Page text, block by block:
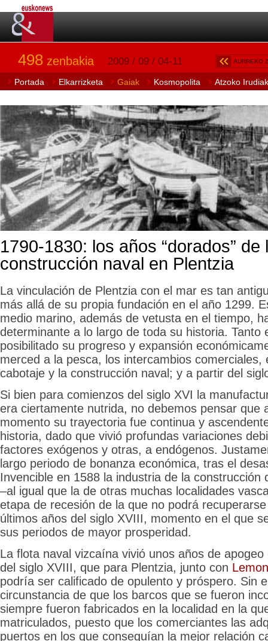
498 zenbakia 2009 / 09 / 04-11 AURREKO
Portada Elkarrizketa Gaiak Kosmopolita Atzoko Irudiak
1790-1830: los años “dorados” de
construcción naval en Plentzia
La vinculación de Plentzia con el mar es tan
más allá de su propia fundación en el año 1299.
medio marino, además de vetusta en el tiempo,
determinante a lo largo de toda su historia. Tanto
posibilitado su progreso y expansión
merced a la pesca, los intercambios comerciales,
cabotaje y la construcción naval; y a partir del
Si bien para comienzos del siglo XVI la
era ciertamente nutrida, no debemos pensar que
momento su trayectoria fue continua y
historia, dado que vivió profundas variaciones
factores exógenos y otras, a endógenos.
largo periodo de bonanza económica, tras el
Invencible en 1588 la industria de la construcción
–al igual que la de otras muchas localidades
etapa de recesión de la que no podrá
últimos años del siglo XVIII, momento en el que
sus periodos de mayor prosperidad.
La flota naval vizcaína vivió unos años de
del siglo XVIII, que para Plentzia, junto con
podría ser calificado de opulento y próspero. Sin
circunstancia de que los barcos que se fueron
siempre fueron fabricados en la localidad en la
matriculados, puesto que los comerciantes las
puertos en los que conseguían la mejor relación